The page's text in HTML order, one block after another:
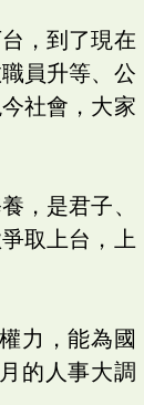
，到了現在
員升等、公
社會，大家
，是君子、
取上台，上
力，能為國
的人事大調